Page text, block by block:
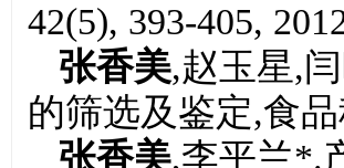
42(5), 393-405,
张香美,赵玉星,
的筛选及鉴定,食品
张香美,李平兰*.